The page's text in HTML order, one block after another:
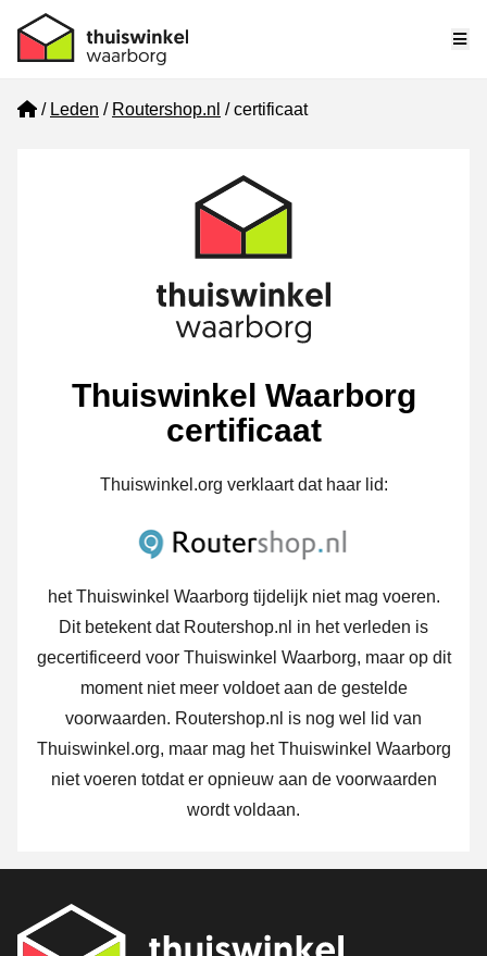
Home
Leden Routershop.nl certificaat
Thuiswinkel Waarborg
certificaat
Thuiswinkel.org verklaart dat haar lid:
het Thuiswinkel Waarborg tijdelijk niet mag voeren.
Dit betekent dat Routershop.nl in het verleden is
gecertificeerd voor Thuiswinkel Waarborg, maar op dit
moment niet meer voldoet aan de gestelde
voorwaarden. Routershop.nl is nog wel lid van
Thuiswinkel.org, maar mag het Thuiswinkel Waarborg
niet voeren totdat er opnieuw aan de voorwaarden
wordt voldaan.